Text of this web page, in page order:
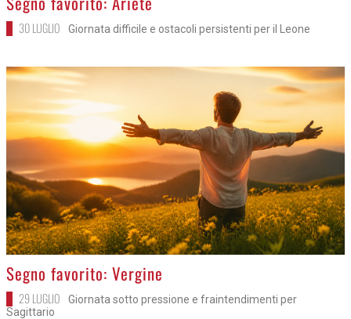
30 LUGLIO Giornata difficile e ostacoli persistenti per il Leone
>
Segno favorito: Vergine
29 LUGLIO
Giornata sotto pressione e fraintendimenti per
Sagittario